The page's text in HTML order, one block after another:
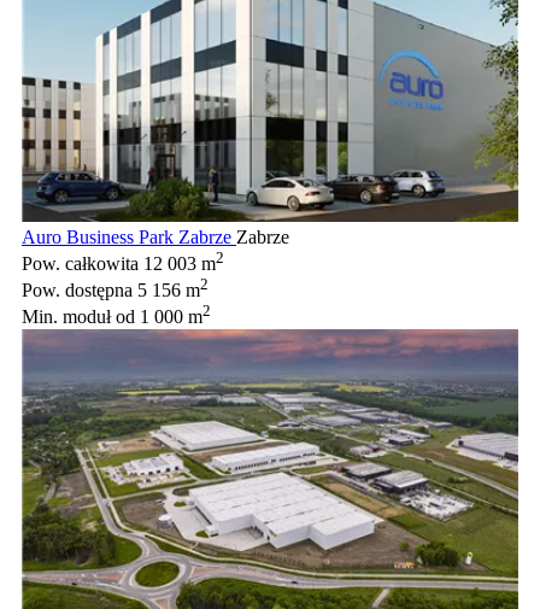
Auro Business Park Zabrze Zabrze
Pow. całkowita 12 003 m2
Pow. dostępna 5 156 m2
Min. modułod 1 000 m2